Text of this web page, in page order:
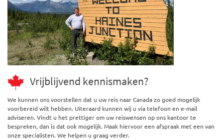
Vrijblijvend kennismaken?
We kunnen ons voorstellen dat u uw reis naar Canada zo goed mogelijk
voorbereid wilt hebben. Uiteraard kunnen wij u via telefoon en e-mail
adviseren. Vindt u het prettiger om uw reiswensen op ons kantoor te
bespreken, dan is dat ook mogelijk. Maak hiervoor een afspraak met een van
onze specialisten. We helpen u graag verder.